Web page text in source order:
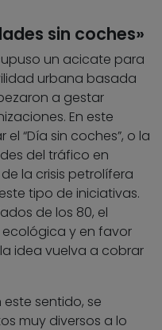
sin coches»
un acicate para
urbana basada
a gestar
En este
“Día sin coches”, o la
del tráfico en
la crisis petrolífera
tipo de iniciativas.
de los 80, el
y en favor
idea vuelva a cobrar
este sentido, se
muy diversos a lo